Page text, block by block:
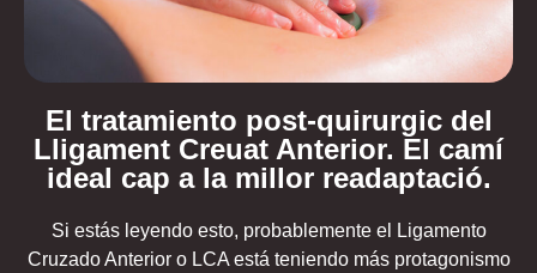
El tratamiento post-quirurgic del
Lligament Creuat Anterior. El camí
ideal cap a la millor readaptació.
Si estás leyendo esto, probablemente el Ligamento
Cruzado Anterior o LCA está teniendo más protagonismo